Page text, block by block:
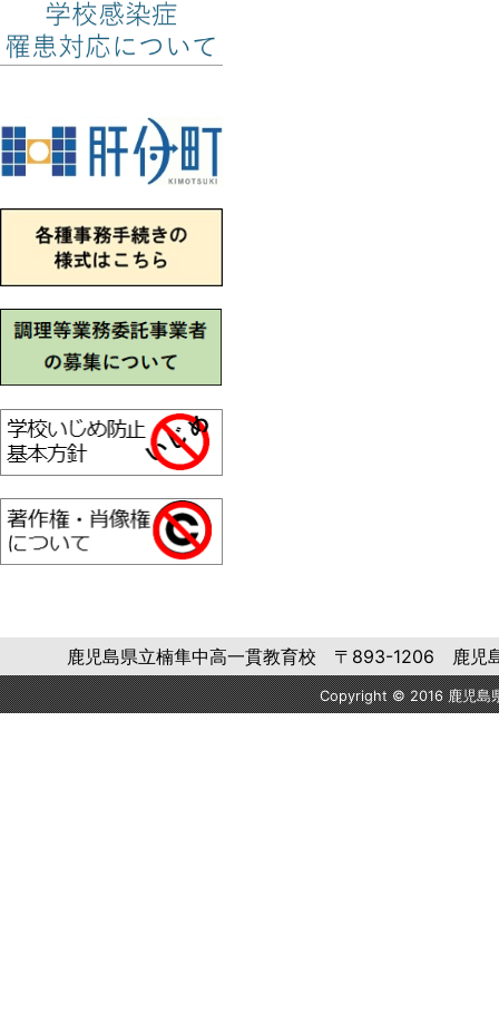
鹿児島県立楠隼中高一貫教育校 〒893-1206 鹿
Copyright © 2016 鹿児島